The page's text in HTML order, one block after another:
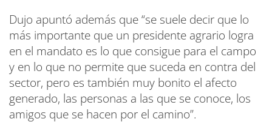
Dujo apuntó además que “se suele decir que lo
más importante que un presidente agrario logra
en el mandato es lo que consigue para el campo
y en lo que no permite que suceda en contra del
sector, pero es también muy bonito el afecto
generado, las personas a las que se conoce, los
amigos que se hacen por el camino”.